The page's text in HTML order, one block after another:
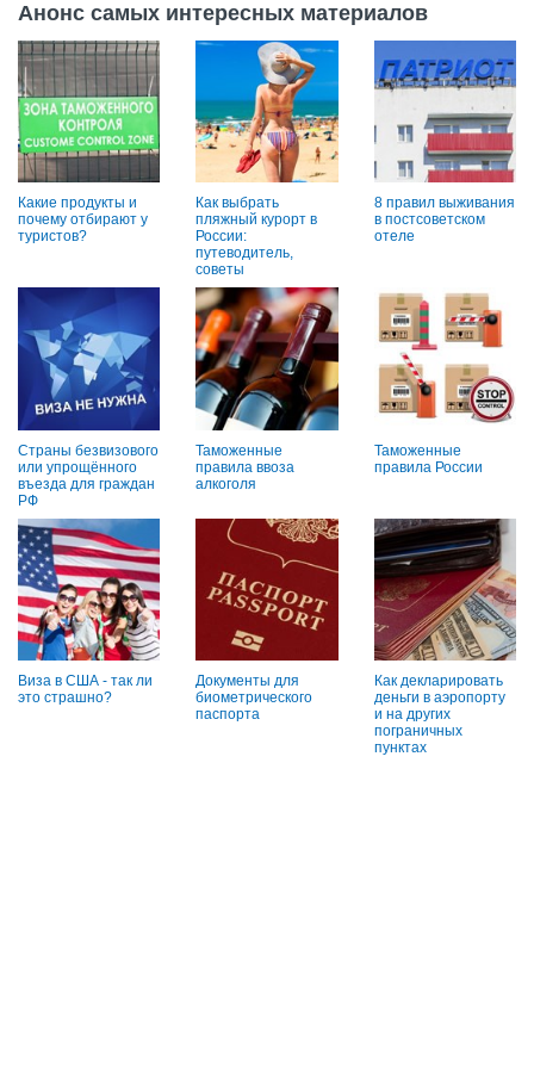
Анонс самых интересных материалов
Какие продукты и
почему отбирают у
туристов?
Как выбрать
пляжный курорт в
России:
путеводитель,
советы
8 правил выживания
в постсоветском
отеле
Страны безвизового
или упрощённого
въезда для граждан
РФ
Таможенные
правила ввоза
алкоголя
Таможенные
правила России
Виза в США - так ли
это страшно?
Документы для
биометрического
паспорта
Как декларировать
деньги в аэропорту
и на других
пограничных
пунктах